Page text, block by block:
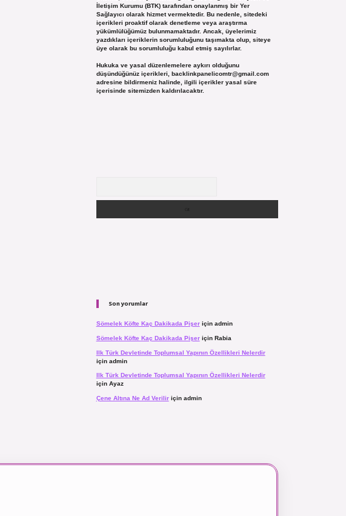
İletişim Kurumu (BTK) tarafından onaylanmış bir Yer
Sağlayıcı olarak hizmet vermektedir. Bu nedenle, sitedeki
içerikleri proaktif olarak denetleme veya araştırma
yükümlülüğümüz bulunmamaktadır. Ancak, üyelerimiz
yazdıkları içeriklerin sorumluluğunu taşımakta olup, siteye
üye olarak bu sorumluluğu kabul etmiş sayılırlar.
Hukuka ve yasal düzenlemelere aykırı olduğunu
düşündüğünüz içerikleri, backlinkpanelicomtr@gmail.com
adresine bildirmeniz halinde, ilgili içerikler yasal süre
içerisinde sitemizden kaldırılacaktır.
Son yorumlar
Sömelek Köfte Kaç Dakikada Pişeriçin admin
Sömelek Köfte Kaç Dakikada Pişeriçin Rabia
Ilk Türk Devletinde Toplumsal Yapının Özellikleri Nelerdir
için admin
Ilk Türk Devletinde Toplumsal Yapının Özellikleri Nelerdir
için Ayaz
Çene Altına Ne Ad Veriliriçin admin